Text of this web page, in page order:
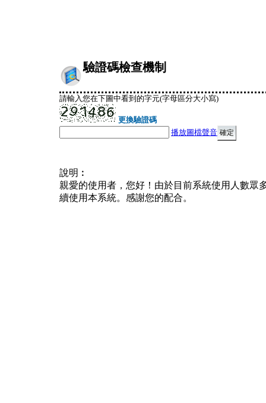
驗證碼檢查機制
請輸入您在下圖中看到的字元(字母區分大小寫)
更換驗證碼
播放圖檔聲音
說明︰
親愛的使用者，您好！由於目前系統使用人數眾
續使用本系統。感謝您的配合。